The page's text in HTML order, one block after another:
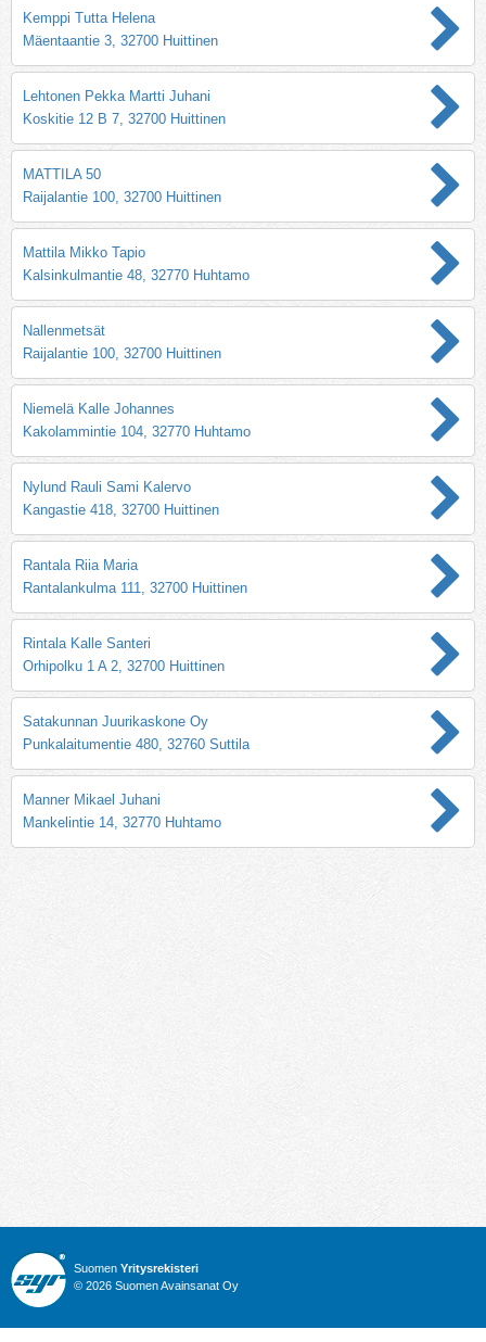
Kemppi Tutta Helena
Mäentaantie 3, 32700 Huittinen
Lehtonen Pekka Martti Juhani
Koskitie 12 B 7, 32700 Huittinen
MATTILA 50
Raijalantie 100, 32700 Huittinen
Mattila Mikko Tapio
Kalsinkulmantie 48, 32770 Huhtamo
Nallenmetsät
Raijalantie 100, 32700 Huittinen
Niemelä Kalle Johannes
Kakolammintie 104, 32770 Huhtamo
Nylund Rauli Sami Kalervo
Kangastie 418, 32700 Huittinen
Rantala Riia Maria
Rantalankulma 111, 32700 Huittinen
Rintala Kalle Santeri
Orhipolku 1 A 2, 32700 Huittinen
Satakunnan Juurikaskone Oy
Punkalaitumentie 480, 32760 Suttila
Manner Mikael Juhani
Mankelintie 14, 32770 Huhtamo
Suomen Yritysrekisteri
© 2026 Suomen Avainsanat Oy